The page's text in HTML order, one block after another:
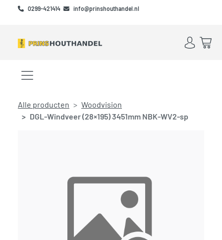
Skip to main content
Skip to footer
0299-421414 info@prinshouthandel.nl
Account
Menu openen/sluiten
Alle producten
Woodvision
DGL-Windveer (28×195) 3451mm NBK-WV2-sp